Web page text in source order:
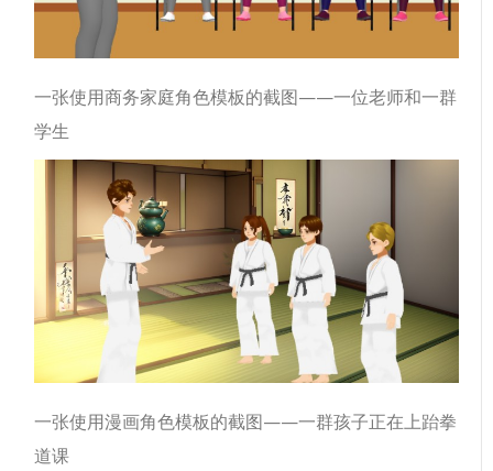
一张使用商务家庭角色模板的截图——一位老师和一群
学生
一张使用漫画角色模板的截图——一群孩子正在上跆拳
道课